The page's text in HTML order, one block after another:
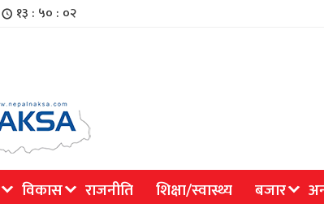
१३ : ५० : ०३
विकास राजनीति शिक्षा/स्वास्थ्य बजार